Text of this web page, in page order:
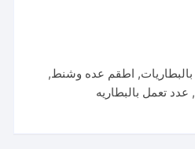
, اطقم عده وشنط,
, عدد تعمل بالبطاريه